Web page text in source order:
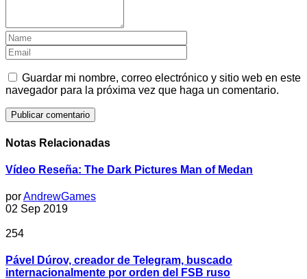
Guardar mi nombre, correo electrónico y sitio web en este
navegador para la próxima vez que haga un comentario.
Notas Relacionadas
Vídeo Reseña: The Dark Pictures Man of Medan
porAndrewGames
02 Sep 2019
254
Pável Dúrov, creador de Telegram, buscado
internacionalmente por orden del FSB ruso